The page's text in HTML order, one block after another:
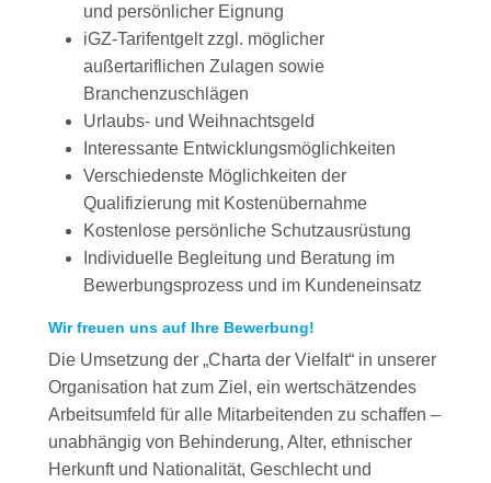
und persönlicher Eignung
iGZ-Tarifentgelt zzgl. möglicher
außertariflichen Zulagen sowie
Branchenzuschlägen
Urlaubs- und Weihnachtsgeld
Interessante Entwicklungsmöglichkeiten
Verschiedenste Möglichkeiten der
Qualifizierung mit Kostenübernahme
Kostenlose persönliche Schutzausrüstung
Individuelle Begleitung und Beratung im
Bewerbungsprozess und im Kundeneinsatz
Wir freuen uns auf Ihre Bewerbung!
Die Umsetzung der „Charta der Vielfalt“ in unserer
Organisation hat zum Ziel, ein wertschätzendes
Arbeitsumfeld für alle Mitarbeitenden zu schaffen –
unabhängig von Behinderung, Alter, ethnischer
Herkunft und Nationalität, Geschlecht und